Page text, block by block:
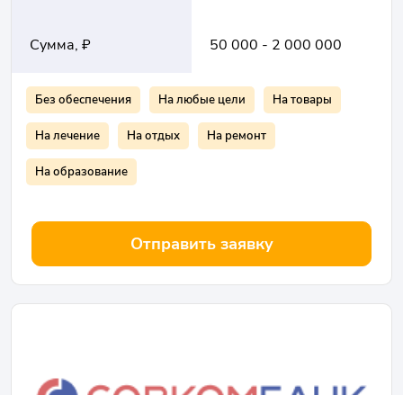
Сумма, ₽ 50 000 - 2 000 000
Без обеспечения На любые цели На товары
На лечение На отдых На ремонт
На образование
Отправить заявку